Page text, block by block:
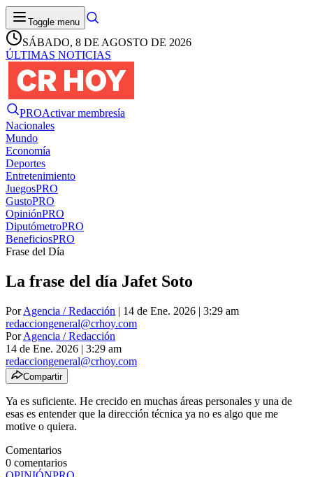
Toggle menu
SÁBADO, 8 DE AGOSTO DE 2026
ÚLTIMAS NOTICIAS
PROActivar membresía
Nacionales
Mundo
Economía
Deportes
Entretenimiento
JuegosPRO
GustoPRO
OpiniónPRO
DiputómetroPRO
BeneficiosPRO
Frase del Día
La frase del día Jafet Soto
PorAgencia / Redacción | 14 de Ene. 2026 | 3:29 am
redacciongeneral@crhoy.com
PorAgencia / Redacción
14 de Ene. 2026 | 3:29 am
redacciongeneral@crhoy.com
Compartir
Ya es suficiente. He crecido en muchas áreas personales y una de
esas es entender que la dirección técnica ya no es algo que me
motive o quiera.
Comentarios
0 comentarios